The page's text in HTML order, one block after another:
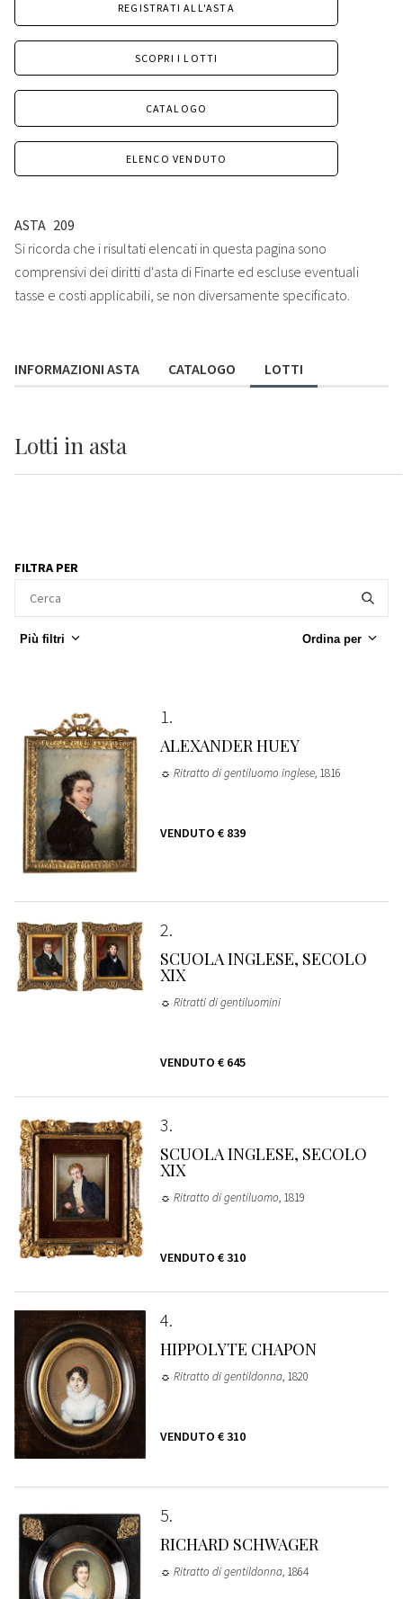
REGISTRATI ALL'ASTA
SCOPRI I LOTTI
CATALOGO
ELENCO VENDUTO
ASTA 209
Si ricorda che i risultati elencati in questa pagina sono
comprensivi dei diritti d'asta di Finarte ed escluse eventuali
tasse e costi applicabili, se non diversamente specificato.
INFORMAZIONI ASTA CATALOGO LOTTI
Lotti in asta
FILTRA PER
Più filtri Ordina per
1
ALEXANDER HUEY
☼ Ritratto di gentiluomo inglese, 1816
VENDUTO € 839
2
SCUOLA INGLESE, SECOLO
XIX
☼ Ritratti di gentiluomini
VENDUTO € 645
3
SCUOLA INGLESE, SECOLO
XIX
☼ Ritratto di gentiluomo, 1819
VENDUTO € 310
4
HIPPOLYTE CHAPON
☼ Ritratto di gentildonna, 1820
VENDUTO € 310
5
RICHARD SCHWAGER
☼ Ritratto di gentildonna, 1864